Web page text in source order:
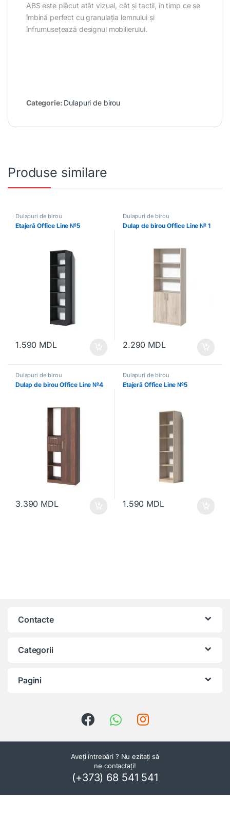
ABS este plăcut atât vizual, cât și tactil, în timp ce se
îmbină perfect cu granulația lemnului și
înfrumusețează designul mobilierului.
Categorie: Dulapuri de birou
Produse similare
Dulapuri de birou
Etajeră Office Line №5
1.590 MDL
Dulapuri de birou
Dulap de birou Office Line № 1
2.290 MDL
Dulapuri de birou
Dulap de birou Office Line №4
3.390 MDL
Dulapuri de birou
Etajeră Office Line №5
1.590 MDL
Contacte
Categorii
Pagini
Aveți întrebări ? Nu ezitați să
ne contactați!
(+373) 68 541 541